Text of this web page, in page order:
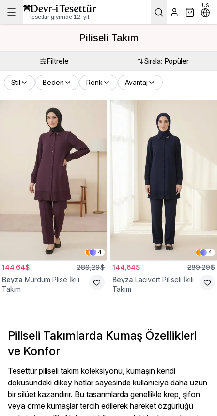
tesettür giyimde 12. yıl
US
Piliseli Takım
Filtrele Sırala: Popüler
Stil Beden Renk Avantaj
4
144,64$ 289,29$
Beyza Mürdüm Plise İkili
Takım
4
144,64$ 289,29$
Beyza Lacivert Piliseli İkili
Takım
Piliseli Takımlarda Kumaş Özellikleri
ve Konfor
Tesettür piliseli takım koleksiyonu, kumaşın kendi
dokusundaki dikey hatlar sayesinde kullanıcıya daha uzun
bir silüet kazandırır. Bu tasarımlarda genellikle krep, şifon
veya örme kumaşlar tercih edilerek hareket özgürlüğü